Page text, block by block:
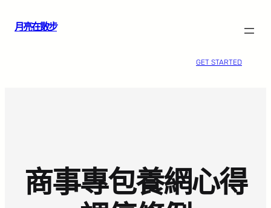
月亮在散步
GET STARTED
商事專包養網心得